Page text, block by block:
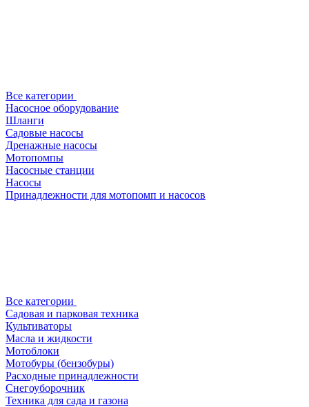
Все категории
Насосное оборудование
Шланги
Садовые насосы
Дренажные насосы
Мотопомпы
Насосные станции
Насосы
Принадлежности для мотопомп и насосов
Все категории
Садовая и парковая техника
Культиваторы
Масла и жидкости
Мотоблоки
Мотобуры (бензобуры)
Расходные принадлежности
Снегоуборочник
Техника для сада и газона